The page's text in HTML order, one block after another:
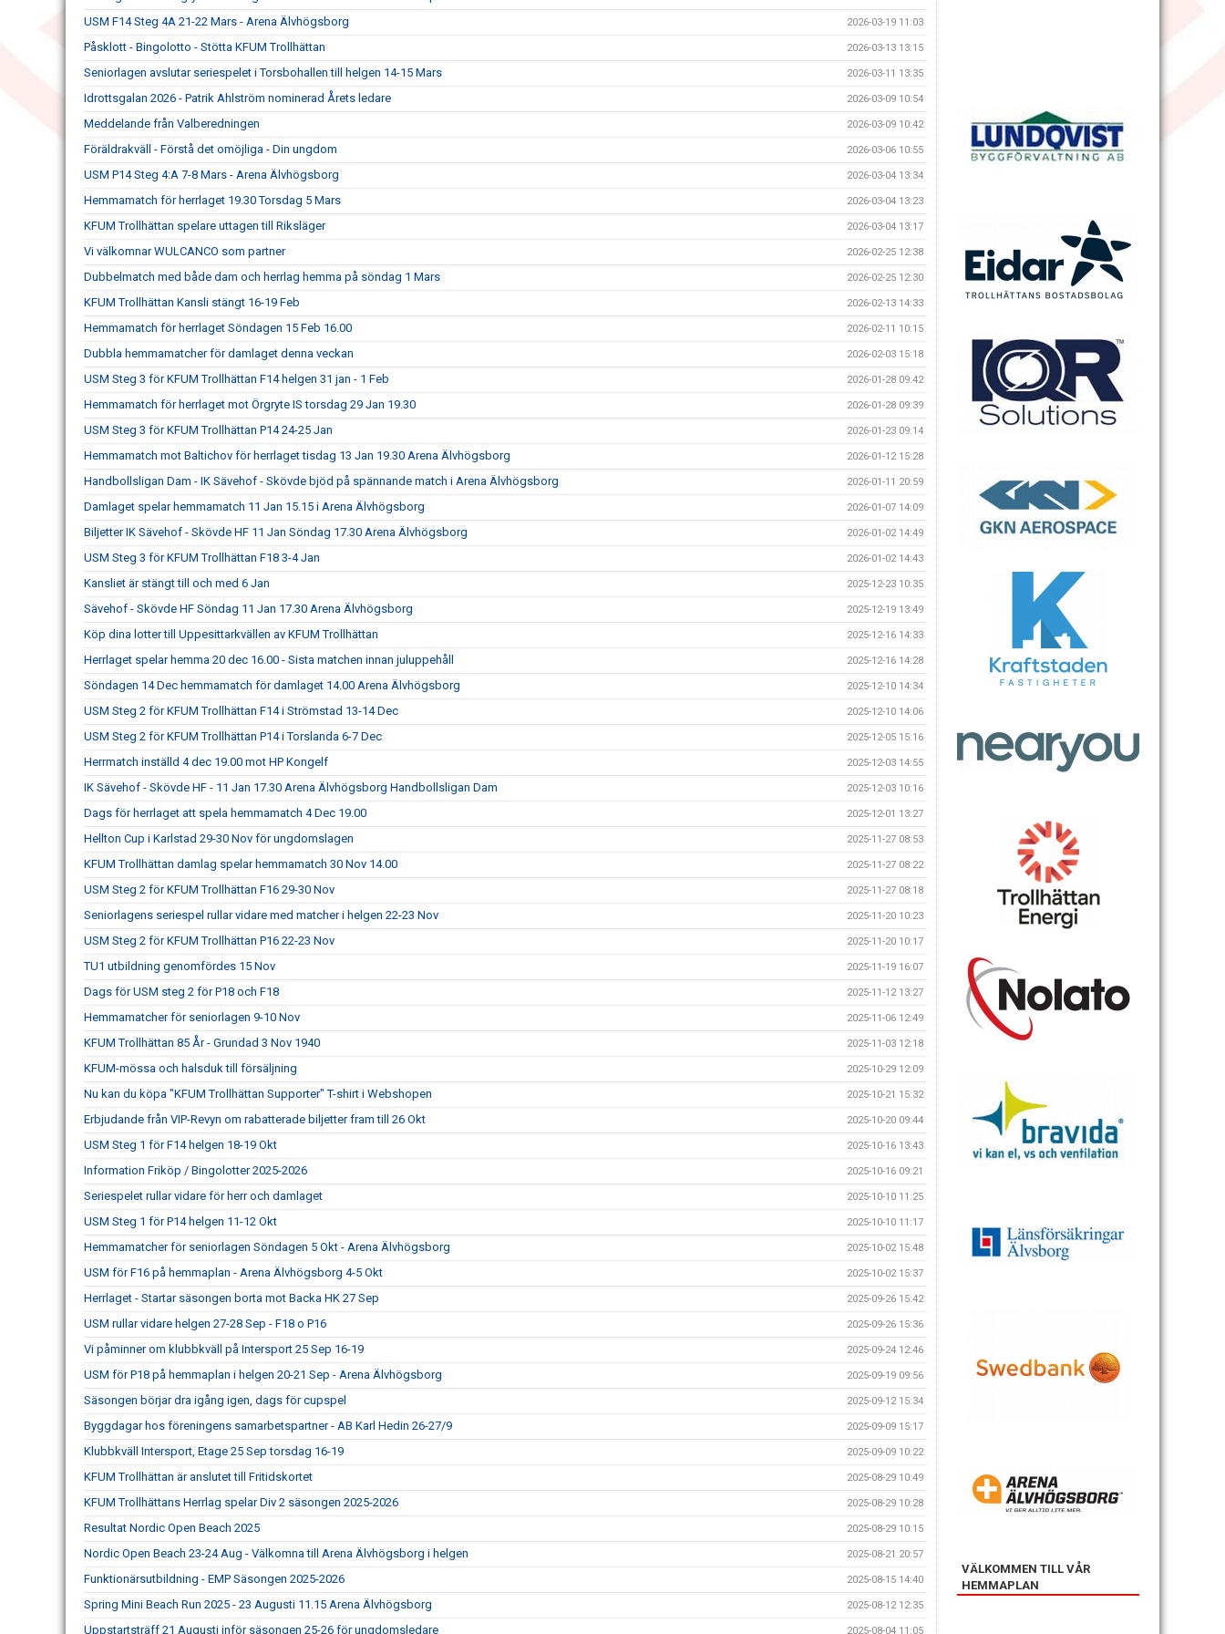
USM F14 Steg 4A 21-22 Mars - Arena Älvhögsborg 2026-03-19 11:03
Påsklott - Bingolotto - Stötta KFUM Trollhättan 2026-03-13 13:15
Seniorlagen avslutar seriespelet i Torsbohallen till helgen 14-15 Mars 2026-03-11 13:35
Idrottsgalan 2026 - Patrik Ahlström nominerad Årets ledare 2026-03-09 10:54
Meddelande från Valberedningen 2026-03-09 10:42
Föräldrakväll - Förstå det omöjliga - Din ungdom 2026-03-06 10:55
USM P14 Steg 4:A 7-8 Mars - Arena Älvhögsborg 2026-03-04 13:34
Hemmamatch för herrlaget 19.30 Torsdag 5 Mars 2026-03-04 13:23
KFUM Trollhättan spelare uttagen till Riksläger 2026-03-04 13:17
Vi välkomnar WULCANCO som partner 2026-02-25 12:38
Dubbelmatch med både dam och herrlag hemma på söndag 1 Mars 2026-02-25 12:30
KFUM Trollhättan Kansli stängt 16-19 Feb 2026-02-13 14:33
Hemmamatch för herrlaget Söndagen 15 Feb 16.00 2026-02-11 10:15
Dubbla hemmamatcher för damlaget denna veckan 2026-02-03 15:18
USM Steg 3 för KFUM Trollhättan F14 helgen 31 jan - 1 Feb 2026-01-28 09:42
Hemmamatch för herrlaget mot Örgryte IS torsdag 29 Jan 19.30 2026-01-28 09:39
USM Steg 3 för KFUM Trollhättan P14 24-25 Jan 2026-01-23 09:14
Hemmamatch mot Baltichov för herrlaget tisdag 13 Jan 19.30 Arena Älvhögsborg 2026-01-12 15:28
Handbollsligan Dam - IK Sävehof - Skövde bjöd på spännande match i Arena Älvhögsborg 2026-01-11 20:59
Damlaget spelar hemmamatch 11 Jan 15.15 i Arena Älvhögsborg 2026-01-07 14:09
Biljetter IK Sävehof - Skövde HF 11 Jan Söndag 17.30 Arena Älvhögsborg 2026-01-02 14:49
USM Steg 3 för KFUM Trollhättan F18 3-4 Jan 2026-01-02 14:43
Kansliet är stängt till och med 6 Jan 2025-12-23 10:35
Sävehof - Skövde HF Söndag 11 Jan 17.30 Arena Älvhögsborg 2025-12-19 13:49
Köp dina lotter till Uppesittarkvällen av KFUM Trollhättan 2025-12-16 14:33
Herrlaget spelar hemma 20 dec 16.00 - Sista matchen innan juluppehåll 2025-12-16 14:28
Söndagen 14 Dec hemmamatch för damlaget 14.00 Arena Älvhögsborg 2025-12-10 14:34
USM Steg 2 för KFUM Trollhättan F14 i Strömstad 13-14 Dec 2025-12-10 14:06
USM Steg 2 för KFUM Trollhättan P14 i Torslanda 6-7 Dec 2025-12-05 15:16
Herrmatch inställd 4 dec 19.00 mot HP Kongelf 2025-12-03 14:55
IK Sävehof - Skövde HF - 11 Jan 17.30 Arena Älvhögsborg Handbollsligan Dam 2025-12-03 10:16
Dags för herrlaget att spela hemmamatch 4 Dec 19.00 2025-12-01 13:27
Hellton Cup i Karlstad 29-30 Nov för ungdomslagen 2025-11-27 08:53
KFUM Trollhättan damlag spelar hemmamatch 30 Nov 14.00 2025-11-27 08:22
USM Steg 2 för KFUM Trollhättan F16 29-30 Nov 2025-11-27 08:18
Seniorlagens seriespel rullar vidare med matcher i helgen 22-23 Nov 2025-11-20 10:23
USM Steg 2 för KFUM Trollhättan P16 22-23 Nov 2025-11-20 10:17
TU1 utbildning genomfördes 15 Nov 2025-11-19 16:07
Dags för USM steg 2 för P18 och F18 2025-11-12 13:27
Hemmamatcher för seniorlagen 9-10 Nov 2025-11-06 12:49
KFUM Trollhättan 85 År - Grundad 3 Nov 1940 2025-11-03 12:18
KFUM-mössa och halsduk till försäljning 2025-10-29 12:09
Nu kan du köpa "KFUM Trollhättan Supporter" T-shirt i Webshopen 2025-10-21 15:32
Erbjudande från VIP-Revyn om rabatterade biljetter fram till 26 Okt 2025-10-20 09:44
USM Steg 1 för F14 helgen 18-19 Okt 2025-10-16 13:43
Information Friköp / Bingolotter 2025-2026 2025-10-16 09:21
Seriespelet rullar vidare för herr och damlaget 2025-10-10 11:25
USM Steg 1 för P14 helgen 11-12 Okt 2025-10-10 11:17
Hemmamatcher för seniorlagen Söndagen 5 Okt - Arena Älvhögsborg 2025-10-02 15:48
USM för F16 på hemmaplan - Arena Älvhögsborg 4-5 Okt 2025-10-02 15:37
Herrlaget - Startar säsongen borta mot Backa HK 27 Sep 2025-09-26 15:42
USM rullar vidare helgen 27-28 Sep - F18 o P16 2025-09-26 15:36
Vi påminner om klubbkväll på Intersport 25 Sep 16-19 2025-09-24 12:46
USM för P18 på hemmaplan i helgen 20-21 Sep - Arena Älvhögsborg 2025-09-19 09:56
Säsongen börjar dra igång igen, dags för cupspel 2025-09-12 15:34
Byggdagar hos föreningens samarbetspartner - AB Karl Hedin 26-27/9 2025-09-09 15:17
Klubbkväll Intersport, Etage 25 Sep torsdag 16-19 2025-09-09 10:22
KFUM Trollhättan är anslutet till Fritidskortet 2025-08-29 10:49
KFUM Trollhättans Herrlag spelar Div 2 säsongen 2025-2026 2025-08-29 10:28
Resultat Nordic Open Beach 2025 2025-08-29 10:15
Nordic Open Beach 23-24 Aug - Välkomna till Arena Älvhögsborg i helgen 2025-08-21 20:57
Funktionärsutbildning - EMP Säsongen 2025-2026 2025-08-15 14:40
Spring Mini Beach Run 2025 - 23 Augusti 11.15 Arena Älvhögsborg 2025-08-12 12:35
Uppstartsträff 21 Augusti inför säsongen 25-26 för ungdomsledare 2025-08-04 11:05
VÄLKOMMEN TILL VÅR
HEMMAPLAN